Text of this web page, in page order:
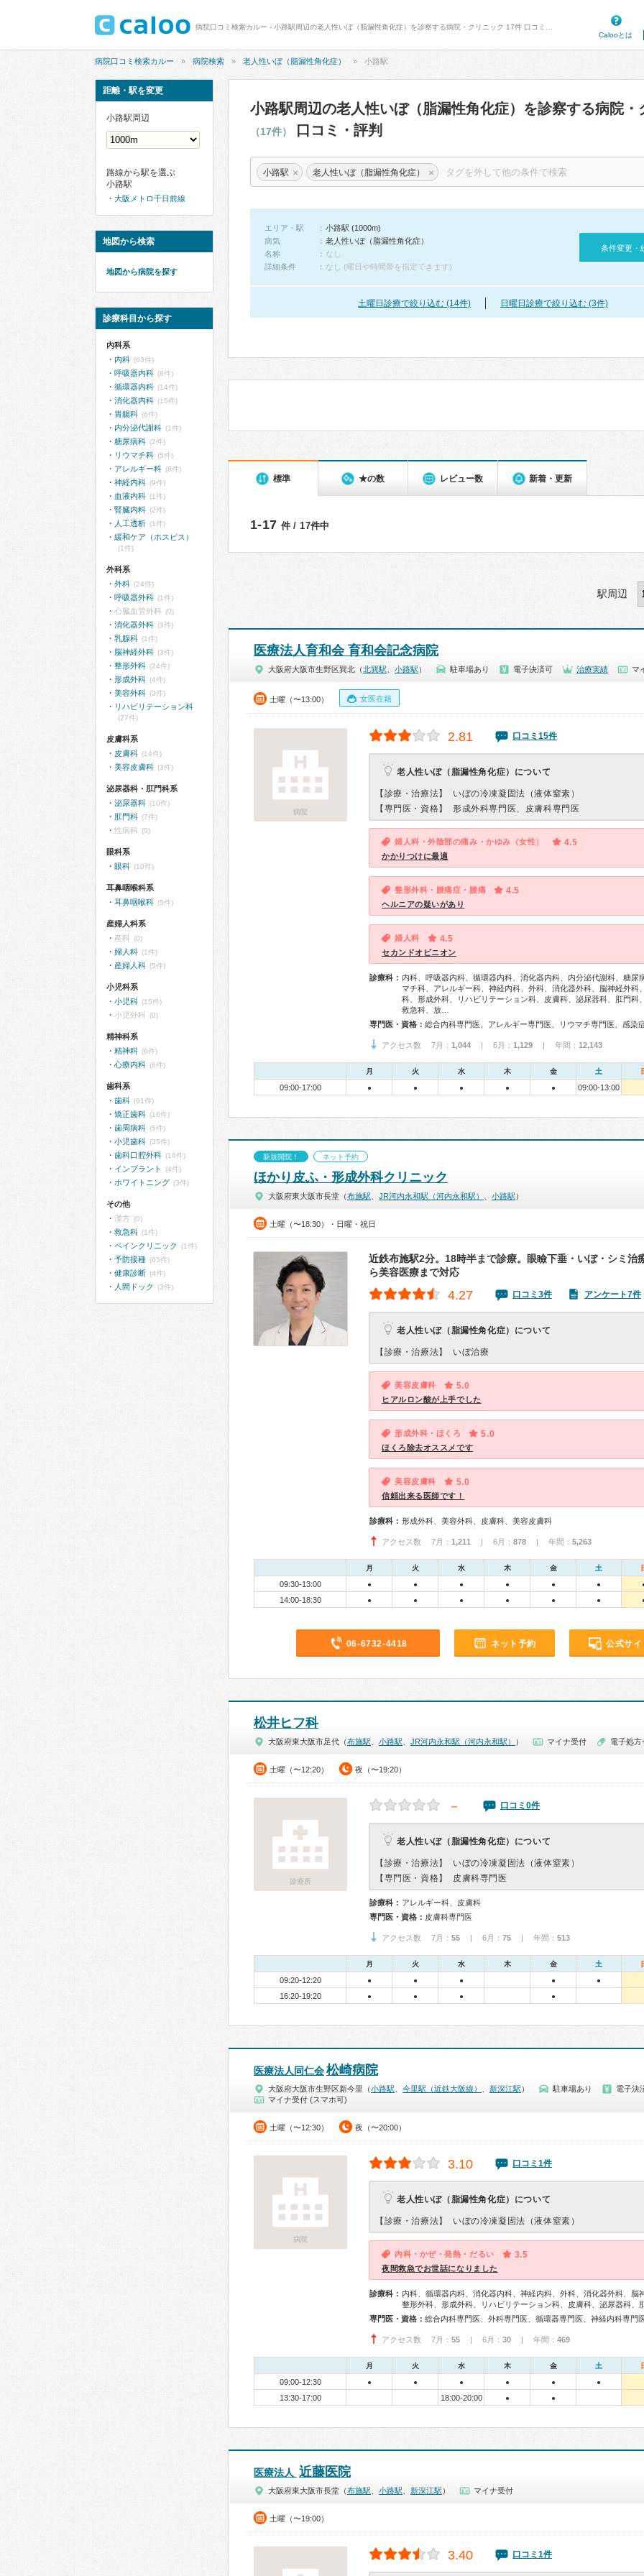
Calooとは
病院口コミ検索カルー 病院検索 老人性いぼ（脂漏性角化症） 小路駅
小路駅周辺の老人性いぼ（脂漏性角化症）を診察する病院・
（17件） 口コミ・評判
小路駅 × 老人性いぼ（脂漏性角化症） ×
エリア・駅
小路駅 (1000m)
病気
老人性いぼ（脂漏性角化症）
名称
なし
詳細条件
なし (曜日や時間帯を指定できます)
条件変更・
土曜日診療で絞り込む (14件) 日曜日診療で絞り込む (3件)
標準 ★の数 レビュー数 新着・更新
1-17 件 / 17件中
駅周辺
医療法人育和会 育和会記念病院
大阪府大阪市生野区巽北（北巽駅 小路駅 ） 駐車場あり 電子決済可 治療実績 マ
土曜（〜13:00） 女医在籍
病院
2.81 口コミ15件
老人性いぼ（脂漏性角化症）について
【診療・治療法】
いぼの冷凍凝固法（液体窒素）
【専門医・資格】
形成外科専門医、皮膚科専門医
婦人科・外陰部の痛み・かゆみ（女性） 4.5
かかりつけに最適
整形外科・腰痛症・腰痛 4.5
ヘルニアの疑いがあり
婦人科 4.5
セカンドオピニオン
診療科： 内科、呼吸器内科、循環器内科、消化器内科、内分泌代謝科、糖尿
マチ科、アレルギー科、神経内科、外科、消化器外科、脳神経外科
科、形成外科、リハビリテーション科、皮膚科、泌尿器科、肛門科
救急科、放…
専門医・資格：
アクセス数 7月： 1,044 | 6月： 1,129 | 年間： 12,143
月 火 水 木 金 土
09:00-17:00 ● ● ● ● ● 09:00-13:00
新規開院！ ネット予約
ほかり皮ふ・形成外科クリニック
大阪府東大阪市長堂（布施駅 JR河内永和駅（河内永和駅） 小路駅 ）
土曜（〜18:30）・日曜・祝日
近鉄布施駅2分。18時半まで診療。眼瞼下垂・いぼ・シミ治
ら美容医療まで対応
4.27 口コミ3件 アンケート7件
老人性いぼ（脂漏性角化症）について
【診療・治療法】 いぼ治療
美容皮膚科 5.0
ヒアルロン酸が上手でした
形成外科・ほくろ 5.0
ほくろ除去オススメです
美容皮膚科 5.0
信頼出来る医師です！
診療科： 形成外科、美容外科、皮膚科、美容皮膚科
アクセス数 7月： 1,211 | 6月： 878 | 年間： 5,263
月 火 水 木 金 土
09:30-13:00 ● ● ● ● ● ●
14:00-18:30 ● ● ● ● ● ●
06-6732-4418 ネット予約 公式サイ
松井ヒフ科
大阪府東大阪市足代（布施駅 小路駅 JR河内永和駅（河内永和駅） ） マイナ受付 電子処方
土曜（〜12:20） 夜（〜19:20）
診療所
－ 口コミ0件
老人性いぼ（脂漏性角化症）について
【診療・治療法】
いぼの冷凍凝固法（液体窒素）
【専門医・資格】
皮膚科専門医
診療科： アレルギー科、皮膚科
専門医・資格： 皮膚科専門医
アクセス数 7月： 55 | 6月： 75 | 年間： 513
月 火 水 木 金 土
09:20-12:20 ● ● ● ● ●
16:20-19:20 ● ● ● ●
医療法人同仁会松崎病院
大阪府大阪市生野区新今里（小路駅 今里駅（近鉄大阪線） 新深江駅 ） 駐車場あり
電子決
マイナ受付 (スマホ可)
土曜（〜12:30） 夜（〜20:00）
病院
3.10 口コミ1件
老人性いぼ（脂漏性角化症）について
【診療・治療法】 いぼの冷凍凝固法（液体窒素）
内科・かぜ・発熱・だるい 3.5
夜間救急でお世話になりました
診療科： 内科、循環器内科、消化器内科、神経内科、外科、消化器外科、脳
整形外科、形成外科、リハビリテーション科、皮膚科、泌尿器科、
専門医・資格：
アクセス数 7月： 55 | 6月： 30 | 年間： 469
月 火 水 木 金 土
09:00-12:30 ● ● ● ● ● ●
13:30-17:00 18:00-20:00 ● ●
医療法人 近藤医院
大阪府東大阪市長堂（布施駅 小路駅 新深江駅 ） マイナ受付
土曜（〜19:00）
3.40 口コミ1件
距離・駅を変更
小路駅周辺
路線から駅を選ぶ
小路駅
大阪メトロ千日前線
地図から検索
地図から病院を探す
診療科目から探す
内科系
内科 (63件)
呼吸器内科 (8件)
循環器内科 (14件)
消化器内科 (15件)
胃腸科 (6件)
内分泌代謝科 (1件)
糖尿病科 (2件)
リウマチ科 (5件)
アレルギー科 (8件)
神経内科 (9件)
血液内科 (1件)
腎臓内科 (2件)
人工透析 (1件)
緩和ケア（ホスピス）
(1件)
外科系
外科 (24件)
呼吸器外科 (1件)
心臓血管外科 (0)
消化器外科 (3件)
乳腺科 (1件)
脳神経外科 (3件)
整形外科 (24件)
形成外科 (4件)
美容外科 (3件)
リハビリテーション科
(27件)
皮膚科系
皮膚科 (14件)
美容皮膚科 (3件)
泌尿器科・肛門科系
泌尿器科 (10件)
肛門科 (7件)
性病科 (0)
眼科系
眼科 (10件)
耳鼻咽喉科系
耳鼻咽喉科 (5件)
産婦人科系
産科 (0)
婦人科 (1件)
産婦人科 (5件)
小児科系
小児科 (15件)
小児外科 (0)
精神科系
精神科 (6件)
心療内科 (6件)
歯科系
歯科 (61件)
矯正歯科 (16件)
歯周病科 (5件)
小児歯科 (35件)
歯科口腔外科 (16件)
インプラント (4件)
ホワイトニング (3件)
その他
漢方 (0)
救急科 (1件)
ペインクリニック (1件)
予防接種 (65件)
健康診断 (4件)
人間ドック (3件)